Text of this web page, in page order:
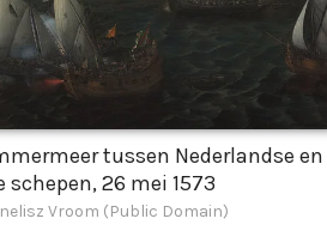
tussen Nederlandse en
schepen, 26 mei 1573
Vroom (Public Domain)